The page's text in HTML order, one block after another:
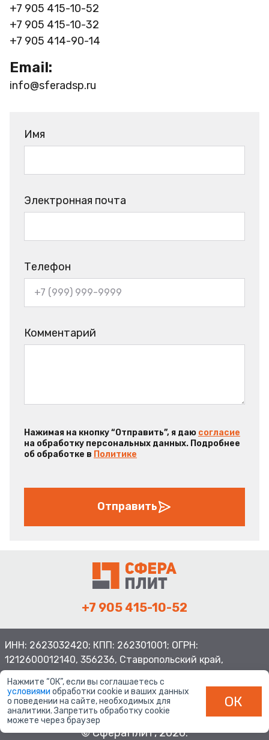
+7 905 415-10-52
+7 905 415-10-32
+7 905 414-90-14
Email:
info@sferadsp.ru
Имя
Электронная почта
Телефон
Комментарий
Нажимая на кнопку “Отправить”, я даю согласие
на обработку персональных данных. Подробнее
об обработке в Политике
Отправить
+7 905 415-10-52
ИНН: 2623032420; КПП: 262301001; ОГРН:
1212600012140, 356236, Ставропольский край,
© СфераПлит, 2026.
Нажмите “ОК”, если вы соглашаетесь с
условиями обработки cookie и ваших данных
о поведении на сайте, необходимых для
аналитики. Запретить обработку cookie
можете через браузер
ОК